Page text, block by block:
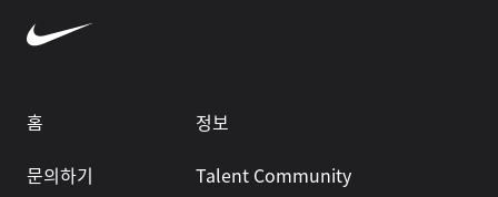
홈
정보
문의하기
Talent Community